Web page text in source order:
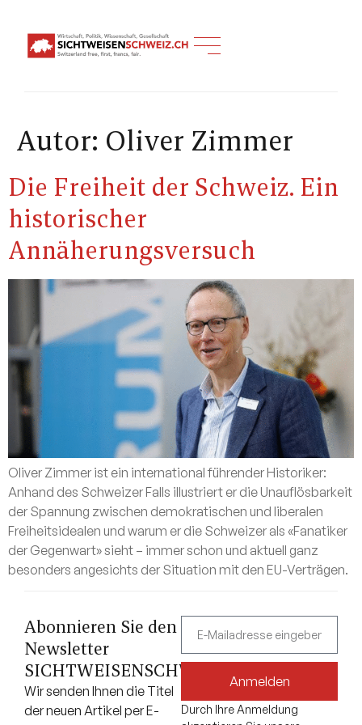
Autor: Oliver Zimmer
Die Freiheit der Schweiz. Ein
historischer
Annäherungsversuch
Oliver Zimmer ist ein international führender Historiker:
Anhand des Schweizer Falls illustriert er die Unauflösbarkeit
der Spannung zwischen demokratischen und liberalen
Freiheitsidealen und warum er die Schweizer als «Fanatiker
der Gegenwart» sieht – immer schon und aktuell ganz
besonders angesichts der Situation mit den EU-Verträgen.
Abonnieren Sie den
Newsletter
SICHTWEISENSCHWEIZ.CH.
Wir senden Ihnen die Titel
der neuen Artikel per E-
Anmelden
Durch Ihre Anmeldung